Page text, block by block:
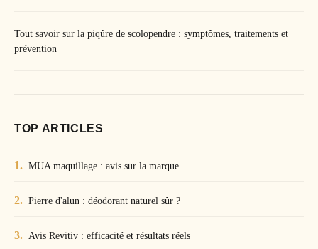
Tout savoir sur la piqûre de scolopendre : symptômes, traitements et
prévention
TOP ARTICLES
MUA maquillage : avis sur la marque
Pierre d'alun : déodorant naturel sûr ?
Avis Revitiv : efficacité et résultats réels